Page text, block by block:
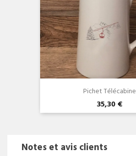
Pichet Télécabine
35,30 €
Notes et avis clients